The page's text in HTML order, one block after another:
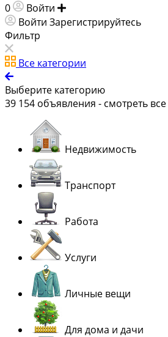
0 Войти
Войти Зарегистрируйтесь
Фильтр
Все категории
Выберите категорию
39 154 объявления - смотреть
Недвижимость
Транспорт
Работа
Услуги
Личные вещи
Для дома и дачи